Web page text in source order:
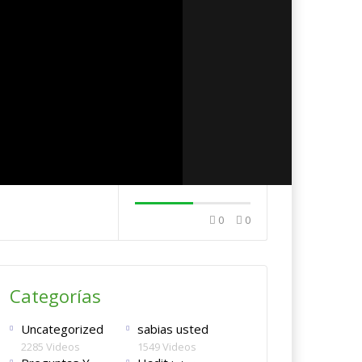
, puedo
Llamada a la oración Al-
0 0
Categorías
Uncategorized
2285 Videos
sabias usted
1549 Videos